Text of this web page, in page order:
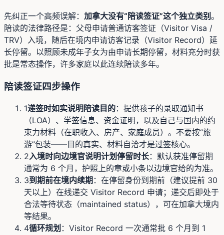
先纠正一个高频误解： 加拿大没有“陪读签证”这个独立类别 。
陪读的法律路径是：父母申请普通访客签证（Visitor Visa /
TRV）入境，随后在境内申请访客记录（Visitor Record）延
长停留。以照顾未成年子女为由申请长期停留，材料充分时获
批是常态操作，许多家庭以此连续陪读多年。
陪读签证四步操作
1递签时如实说明陪读目的：提供孩子的录取通知书
（LOA）、学签信息、资金证明，以及自己与国内的约
束力材料（在职收入、房产、家庭成员）。不要按“旅
游”包装——目的真实、材料自洽才是过签核心。
2入境时向边境官说明计划停留时长：默认获准停留期
通常为 6 个月，护照上的章或小条以边境官给的为准。
3到期前在境内续期：在停留身份到期前（建议提前 30
天以上）在线递交 Visitor Record 申请；递交后即处于
合法等待状态（maintained status），可在加拿大境内
等结果。
4循环规划 ：Visitor Record 一次通常批 6 个月到 1